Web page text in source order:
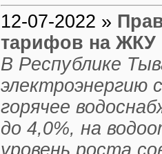
12-07-2022 »
тарифов на ЖКУ
В Республике
электроэнергию
горячее
до 4,0%, на
уровень роста